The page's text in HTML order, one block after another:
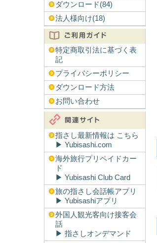
ダウンロード(84)
法人様向け(18)
特定商取引法に基づく表
記
プライバシーポリシー
ダウンロード方法
お問い合わせ
指さし最新情報は こちら
▶︎ Yubisashi.com
海外旅行プリペイドカー
ド
▶︎ Yubisashi Club Card
旅の指さし会話帳アプリ
▶︎ Yubisashiアプリ
外国人観光客向け接客会
話
▶︎ 指さしオンデマンド